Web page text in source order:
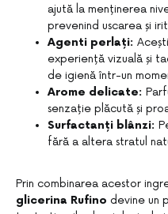
ajută la menținerea
prevenind uscarea și
Agenti perlați:
experiență vizuală și
de igienă într-un
Arome delicate:
senzație plăcută și
Surfactanți blânzi:
fără a altera stratul
Prin combinarea acestor
glicerina Rufino devine un